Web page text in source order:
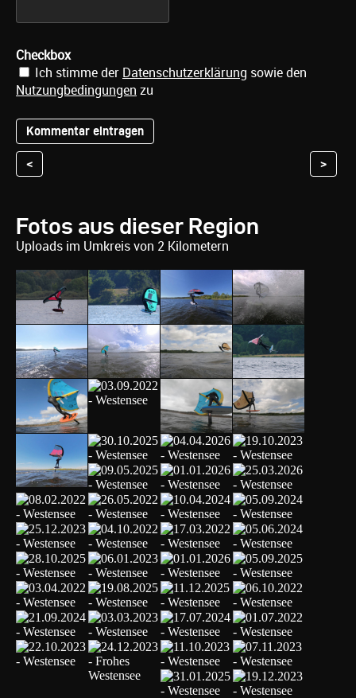
Checkbox
Ich stimme der Datenschutzerklärung sowie den
Nutzungbedingungen zu
< >
Fotos aus dieser Region
Uploads im Umkreis von 2 Kilometern